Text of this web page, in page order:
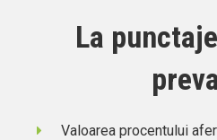
La
Valoarea procentului